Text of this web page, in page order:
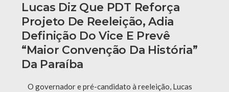
Lucas Diz Que PDT Reforça
Projeto De Reeleição, Adia
Definição Do Vice E Prevê
“maior Convenção Da História”
Da Paraíba
O governador e pré-candidato à reeleição, Lucas